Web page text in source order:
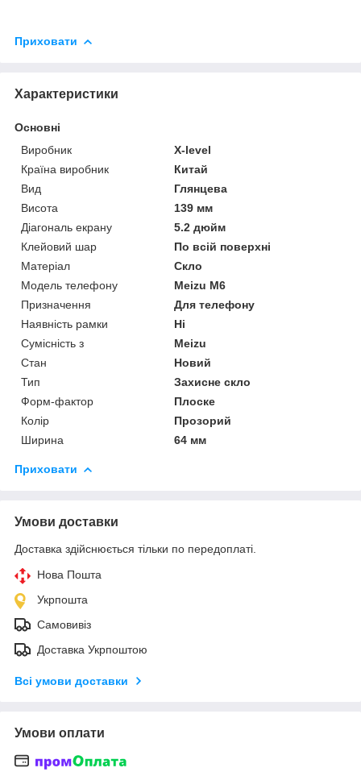
Приховати
Характеристики
Основні
Виробник
X-level
Країна виробник
Китай
Вид
Глянцева
Висота
139 мм
Діагональ екрану
5.2 дюйм
Клейовий шар
По всій поверхні
Матеріал
Скло
Модель телефону
Meizu M6
Призначення
Для телефону
Наявність рамки
Ні
Сумісність з
Meizu
Стан
Новий
Тип
Захисне скло
Форм-фактор
Плоске
Колір
Прозорий
Ширина
64 мм
Приховати
Умови доставки
Доставка здійснюється тільки по передоплаті.
Нова Пошта
Укрпошта
Самовивіз
Доставка Укрпоштою
Всі умови доставки
Умови оплати